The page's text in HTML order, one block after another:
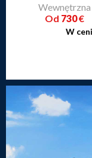
Wewnętrzna
Od 730€
W